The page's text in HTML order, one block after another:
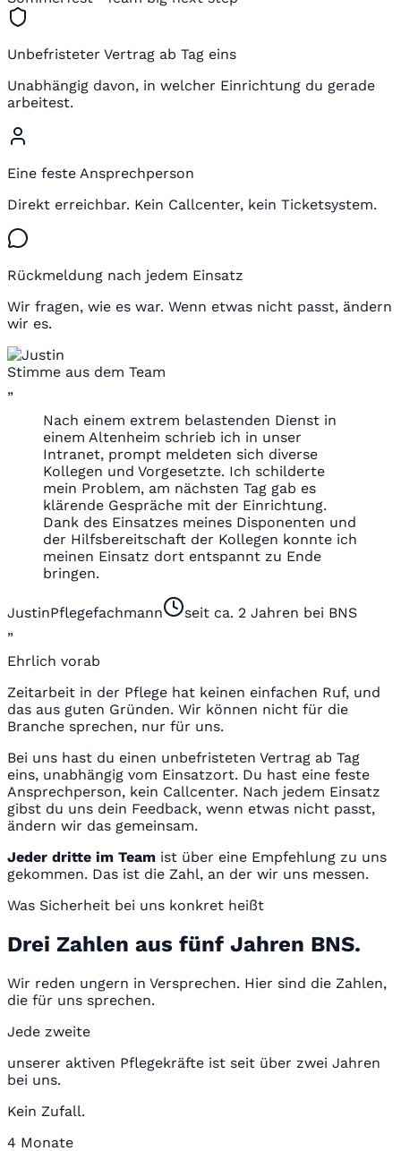
Unbefristeter Vertrag ab Tag eins
Unabhängig davon, in welcher Einrichtung du gerade
arbeitest.
Eine feste Ansprechperson
Direkt erreichbar. Kein Callcenter, kein Ticketsystem.
Rückmeldung nach jedem Einsatz
Wir fragen, wie es war. Wenn etwas nicht passt, ändern
wir es.
Stimme aus dem Team
„
Nach einem extrem belastenden Dienst in
einem Altenheim schrieb ich in unser
Intranet, prompt meldeten sich diverse
Kollegen und Vorgesetzte. Ich schilderte
mein Problem, am nächsten Tag gab es
klärende Gespräche mit der Einrichtung.
Dank des Einsatzes meines Disponenten und
der Hilfsbereitschaft der Kollegen konnte ich
meinen Einsatz dort entspannt zu Ende
bringen.
JustinPflegefachmann
seit ca. 2 Jahren bei BNS
„
Ehrlich vorab
Zeitarbeit in der Pflege hat keinen einfachen Ruf, und
das aus guten Gründen. Wir können nicht für die
Branche sprechen, nur für uns.
Bei uns hast du einen unbefristeten Vertrag ab Tag
eins, unabhängig vom Einsatzort. Du hast eine feste
Ansprechperson, kein Callcenter. Nach jedem Einsatz
gibst du uns dein Feedback, wenn etwas nicht passt,
ändern wir das gemeinsam.
Jeder dritte im Team ist über eine Empfehlung zu uns
gekommen. Das ist die Zahl, an der wir uns messen.
Was Sicherheit bei uns konkret heißt
Drei Zahlen aus fünf Jahren BNS.
Wir reden ungern in Versprechen. Hier sind die Zahlen,
die für uns sprechen.
Jede zweite
unserer aktiven Pflegekräfte ist seit über zwei Jahren
bei uns.
Kein Zufall.
4 Monate